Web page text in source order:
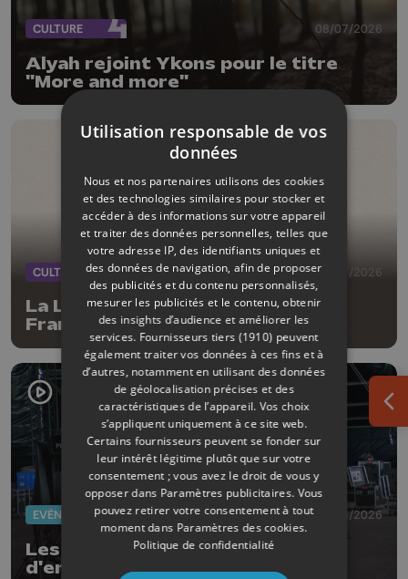
CULTURE 08/07/2026
Alyah rejoint Ykons pour le titre
"More and more"
CULTURE 08/07/2026
La Liégeoise Pepe au Labo des
Francos
EVÈNEMENTS 30/06/2026
Les Ardentes : J-2 avant le coup
d'envoi
Utilisation responsable de vos
données
Nous et nos partenaires utilisons des cookies
et des technologies similaires pour stocker et
accéder à des informations sur votre appareil
et traiter des données personnelles, telles que
votre adresse IP, des identifiants uniques et
des données de navigation, afin de proposer
des publicités et du contenu personnalisés,
mesurer les publicités et le contenu, obtenir
des insights d’audience et améliorer les
services. Fournisseurs tiers (1910) peuvent
également traiter vos données à ces fins et à
d’autres, notamment en utilisant des données
de géolocalisation précises et des
caractéristiques de l’appareil. Vos choix
s’appliquent uniquement à ce site web.
Certains fournisseurs peuvent se fonder sur
leur intérêt légitime plutôt que sur votre
consentement ; vous avez le droit de vous y
opposer dans Paramètres publicitaires. Vous
pouvez retirer votre consentement à tout
moment dans Paramètres des cookies.
Politique de confidentialité